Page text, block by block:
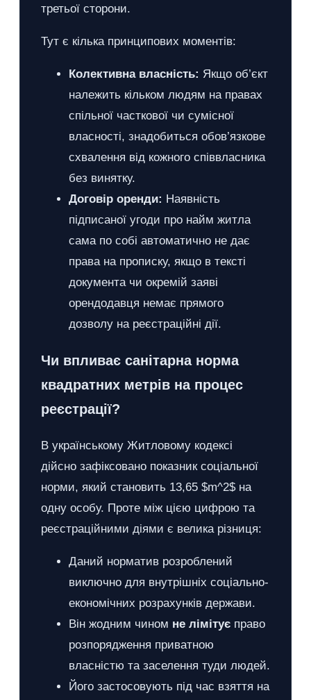
третьої сторони.
Тут є кілька принципових моментів:
Колективна власність: Якщо об’єкт
належить кільком людям на правах
спільної часткової чи сумісної
власності, знадобиться обов’язкове
схвалення від кожного співвласника
без винятку.
Договір оренди: Наявність
підписаної угоди про найм житла
сама по собі автоматично не дає
права на прописку, якщо в тексті
документа чи окремій заяві
орендодавця немає прямого
дозволу на реєстраційні дії.
Чи впливає санітарна норма
квадратних метрів на процес
реєстрації?
В українському Житловому кодексі
дійсно зафіксовано показник соціальної
норми, який становить 13,65 $m^2$ на
одну особу. Проте між цією цифрою та
реєстраційними діями є велика різниця:
Даний норматив розроблений
виключно для внутрішніх соціально-
економічних розрахунків держави.
Він жодним чином не лімітує право
розпорядження приватною
власністю та заселення туди людей.
Його застосовують під час взяття на